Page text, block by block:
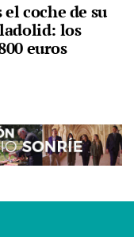
coche de su
los
euros